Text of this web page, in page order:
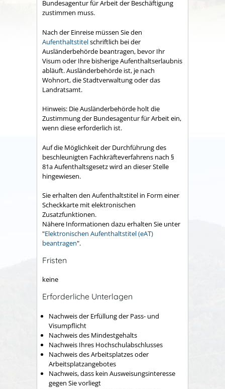
Bundesagentur für Arbeit der Beschäftigung
zustimmen muss.
Nach der Einreise müssen Sie den
Aufenthaltstitelschriftlich bei der
Ausländerbehörde beantragen, bevor Ihr
Visum oder Ihre bisherige Aufenthaltserlaubnis
abläuft. Ausländerbehörde ist, je nach
Wohnort, die Stadtverwaltung oder das
Landratsamt.
Hinweis: Die Ausländerbehörde holt die
Zustimmung der Bundesagentur für Arbeit ein,
wenn diese erforderlich ist.
Auf die Möglichkeit der Durchführung des
beschleunigten Fachkräfteverfahrens nach §
81a Aufenthaltsgesetz wird an dieser Stelle
hingewiesen.
Sie erhalten den Aufenthaltstitel in Form einer
Scheckkarte mit elektronischen
Zusatzfunktionen.
Nähere Informationen dazu erhalten Sie unter
"Elektronischen Aufenthaltstitel (eAT)
beantragen".
Fristen
keine
Erforderliche Unterlagen
Nachweis der Erfüllung der Pass- und
Visumpflicht
Nachweis des Mindestgehalts
Nachweis Ihres Hochschulabschlusses
Nachweis des Arbeitsplatzes oder
Arbeitsplatzangebotes
Nachweis, dass kein Ausweisungsinteresse
gegen Sie vorliegt